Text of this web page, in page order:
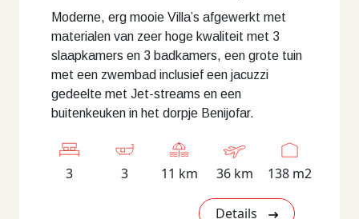
Moderne, erg mooie Villa’s afgewerkt met
materialen van zeer hoge kwaliteit met 3
slaapkamers en 3 badkamers, een grote tuin
met een zwembad inclusief een jacuzzi
gedeelte met Jet-streams en een
buitenkeuken in het dorpje Benijofar.
3 3 11 km 36 km 138 m2
Details